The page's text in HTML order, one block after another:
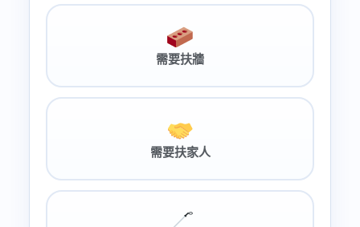
需要扶牆
需要扶家人